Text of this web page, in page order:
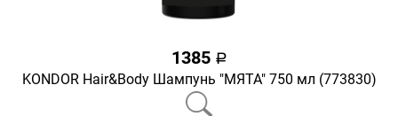
1385 a
KONDOR Hair&Body Шампунь "МЯТА" 750 мл (773830)